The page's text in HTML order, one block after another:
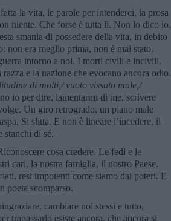
la vita, le parole per intenderci, la prosa
niente. Che forse è tutta lì. Non lo dico io,
smania di possedere della vita, in debito
non era meglio prima, non è mai stato.
intorno a noi. I morti civili e incivili,
e la nazione che evocano ancora odio.
di molti,/ vuoto vissuto male,/
io per dire, lamentarmi di me, scrivere
Un giro retrogrado, un piano male
Si slitta. E non è lineare l’incedere, il
stanchi di sé.
cosa credere. Le fedi e le
cari, la nostra famiglia, il nostro Paese.
resi impotenti come siamo dai poteri. E
poeta scomparso.
cambiare noi stessi e tutto,
trapassarlo esiste ancora, che ancora si